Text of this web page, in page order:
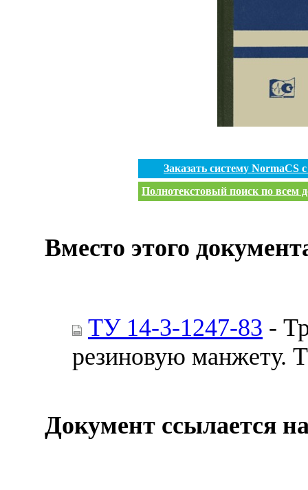
Заказать систему
Полнотекстовый поиск по всем
Вместо этого
ТУ 14-3-1247-83 -
резиновую манжету.
Документ ссылается